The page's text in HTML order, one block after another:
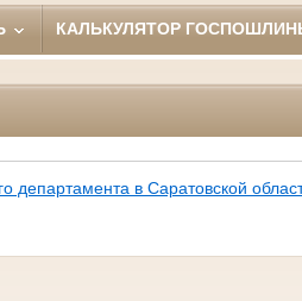
КАЛЬКУЛЯТОР
департамента в Саратовской